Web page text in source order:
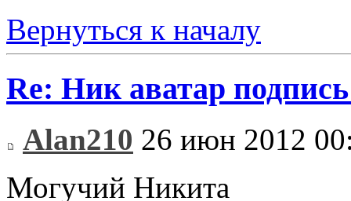
Вернуться к началу
Re: Ник аватар
Alan210 26 июн 2012
Могучий Никита